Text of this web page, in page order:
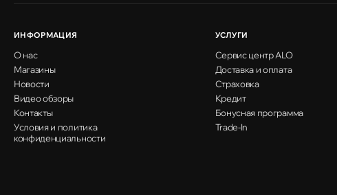
ИНФОРМАЦИЯ
О нас
Магазины
Новости
Видео обзоры
Контакты
Условия и политика
конфиденциальности
УСЛУГИ
Сервис центр ALO
Доставка и оплата
Страховка
Кредит
Бонусная программа
Trade-In